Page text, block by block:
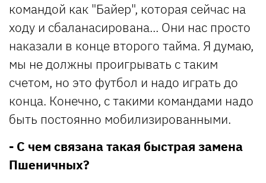
командой как "Байер", которая сейчас на
ходу и сбаланасирована... Они нас просто
наказали в конце второго тайма. Я думаю,
мы не должны проигрывать с таким
счетом, но это футбол и надо играть до
конца. Конечно, с такими командами надо
быть постоянно мобилизированными.
- С чем связана такая быстрая замена
Пшеничных?